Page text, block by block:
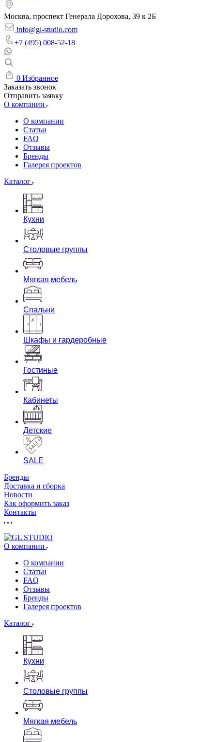
Москва, проспект Генерала Дорохова, 39 к 2Б
info@gl-studio.com
+7 (495) 008-52-18
0 Избранное
Заказать звонок
Отправить заявку
О компании
О компании
Статьи
FAQ
Отзывы
Бренды
Галерея проектов
Каталог
Кухни
Столовые группы
Мягкая мебель
Спальни
Шкафы и гардеробные
Гостиные
Кабинеты
Детские
SALE
Бренды
Доставка и сборка
Новости
Как оформить заказ
Контакты
О компании
О компании
Статьи
FAQ
Отзывы
Бренды
Галерея проектов
Каталог
Кухни
Столовые группы
Мягкая мебель